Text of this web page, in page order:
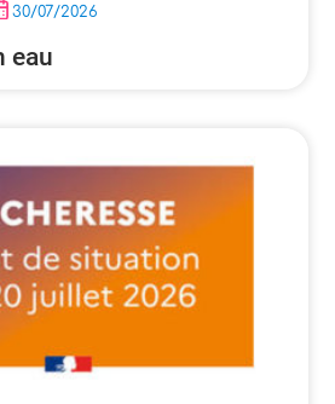
30/07/2026
eau